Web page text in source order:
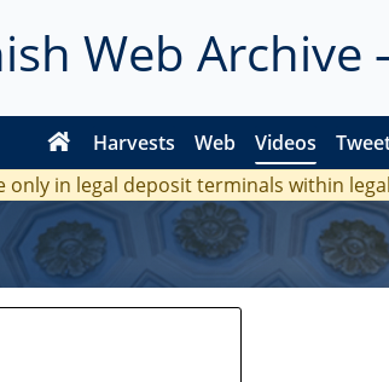
Web Archive
Harvests Web Videos
in legal deposit terminals within